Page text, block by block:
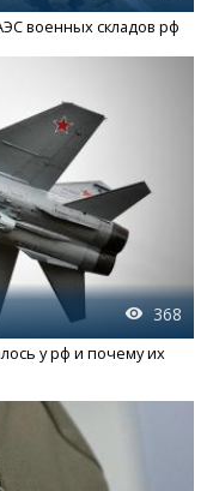
военных складов рф
368
у рф и почему их